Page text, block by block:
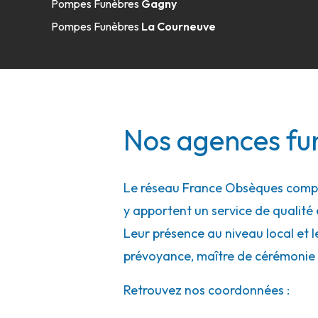
Consulter l'agence
240 Route De Stalingrad- 93700 Drancy
A votre écoute 24h/24 7j/7
Rebillon - Fontenay-sous-Bois -
6 Avenue De Stalingrad-94120 Fontenay-sous-Bois
Pompes Funèbres Gagny
Pompes Funèbres La Courneuve
Nos agences
Le réseau France Obsèques
y apportent un service de qualité
Leur présence au niveau local
prévoyance, maître de
Retrouvez nos coordonnées :